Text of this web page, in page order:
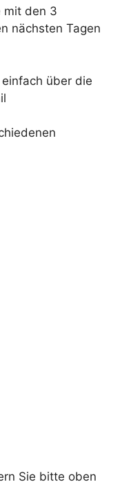
mit den 3
nächsten Tagen
über die
Sie bitte oben